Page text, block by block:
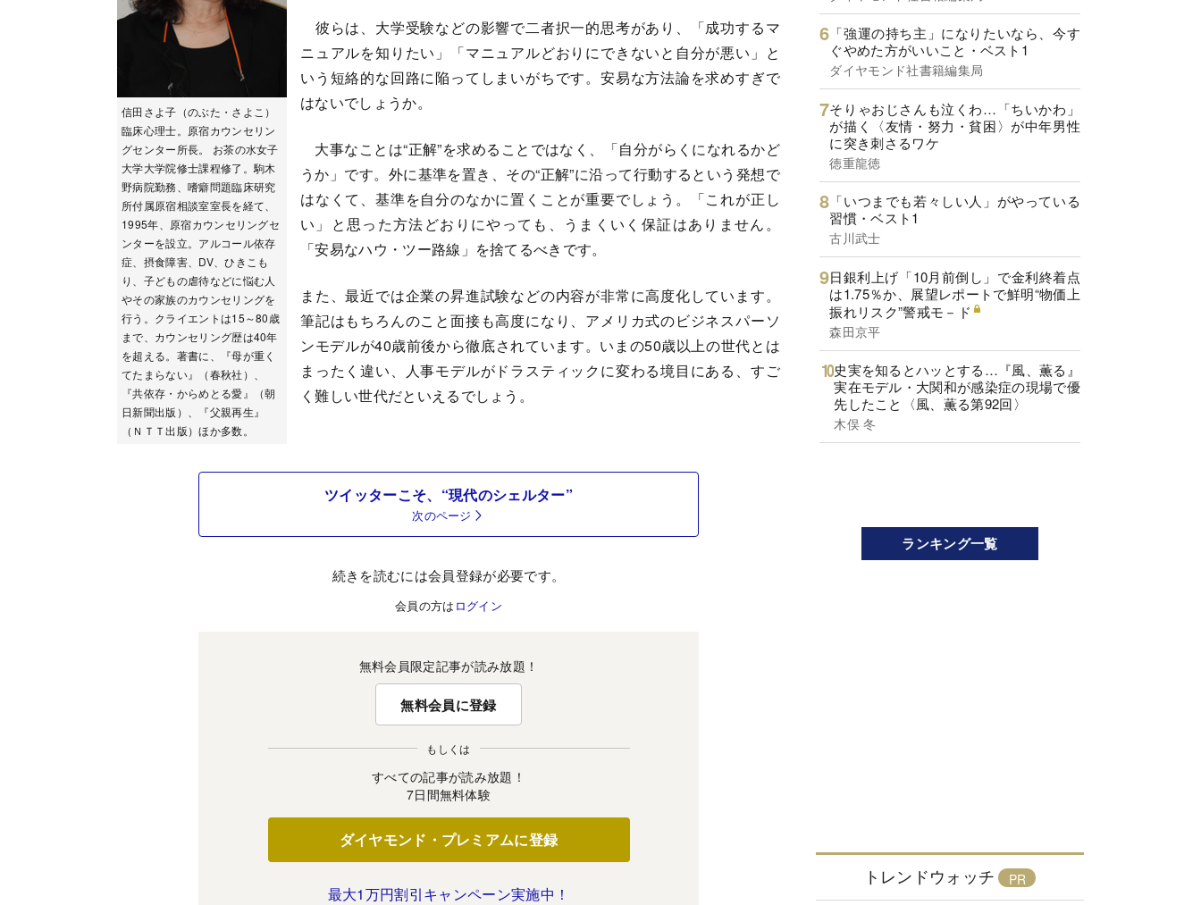
信田さよ子（のぶた・さよこ）
臨床心理士。原宿カウンセリン
グセンター所長。 お茶の水女子
大学大学院修士課程修了。駒木
野病院勤務、嗜癖問題臨床研究
所付属原宿相談室室長を経て、
1995年、原宿カウンセリングセ
ンターを設立。アルコール依存
症、摂食障害、DV、ひきこも
り、子どもの虐待などに悩む人
やその家族のカウンセリングを
行う。クライエントは15～80歳
まで、カウンセリング歴は40年
を超える。著書に、『母が重く
てたまらない』（春秋社）、
『共依存・からめとる愛』（朝
日新聞出版）、『父親再生』
（ＮＴＴ出版）ほか多数。
彼らは、大学受験などの影響で二者択一的思考があり、「成功するマ
ニュアルを知りたい」「マニュアルどおりにできないと自分が悪い」と
いう短絡的な回路に陥ってしまいがちです。安易な方法論を求めすぎで
はないでしょうか。
大事なことは“正解”を求めることではなく、「自分がらくになれるかど
うか」です。外に基準を置き、その“正解”に沿って行動するという発想で
はなくて、基準を自分のなかに置くことが重要でしょう。「これが正し
い」と思った方法どおりにやっても、うまくいく保証はありません。
「安易なハウ・ツー路線」を捨てるべきです。
また、最近では企業の昇進試験などの内容が非常に高度化しています。
筆記はもちろんのこと面接も高度になり、アメリカ式のビジネスパーソ
ンモデルが40歳前後から徹底されています。いまの50歳以上の世代とは
まったく違い、人事モデルがドラスティックに変わる境目にある、すご
く難しい世代だといえるでしょう。
ツイッターこそ、“現代のシェルター”
次のページ
続きを読むには会員登録が必要です。
会員の方は ログイン
無料会員限定記事が読み放題！
無料会員に登録
もしくは
すべての記事が読み放題！
7日間無料体験
ダイヤモンド・プレミアムに登録
最大1万円割引キャンペーン実施中！
「強運の持ち主」になりたいなら、今す
ぐやめた方がいいこと・ベスト1
ダイヤモンド社書籍編集局
そりゃおじさんも泣くわ…「ちいかわ」
が描く〈友情・努力・貧困〉が中年男性
に突き刺さるワケ
徳重龍徳
「いつまでも若々しい人」がやっている
習慣・ベスト1
古川武士
日銀利上げ「10月前倒し」で金利終着点
は1.75％か、展望レポートで鮮明“物価上
振れリスク”警戒モ－ド
森田京平
史実を知るとハッとする…『風、薫る』
実在モデル・大関和が感染症の現場で優
先したこと〈風、薫る第92回〉
木俣 冬
ランキング一覧
トレンドウォッチ